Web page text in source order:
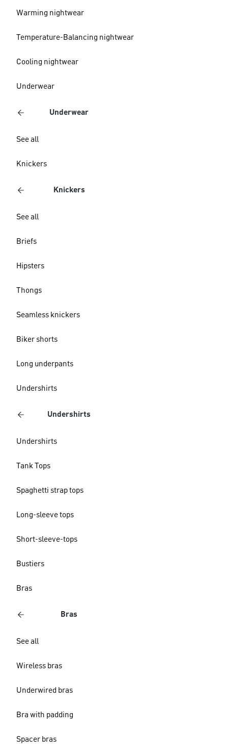
Warming nightwear
Temperature-Balancing nightwear
Cooling nightwear
Underwear
Underwear
See all
Knickers
Knickers
See all
Briefs
Hipsters
Thongs
Seamless knickers
Biker shorts
Long underpants
Undershirts
Undershirts
Undershirts
Tank Tops
Spaghetti strap tops
Long-sleeve tops
Short-sleeve-tops
Bustiers
Bras
Bras
See all
Wireless bras
Underwired bras
Bra with padding
Spacer bras